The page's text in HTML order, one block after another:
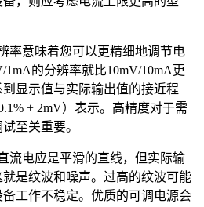
率意味着您可以更精细地调节电
的分辨率就比10mV/10mA更
显示值与实际输出值的接近程
+ 2mV）表示。高精度对于需
至关重要。
流电应是平滑的直线，但实际输
是纹波和噪声。过高的纹波可能
工作不稳定。优质的可调电源会